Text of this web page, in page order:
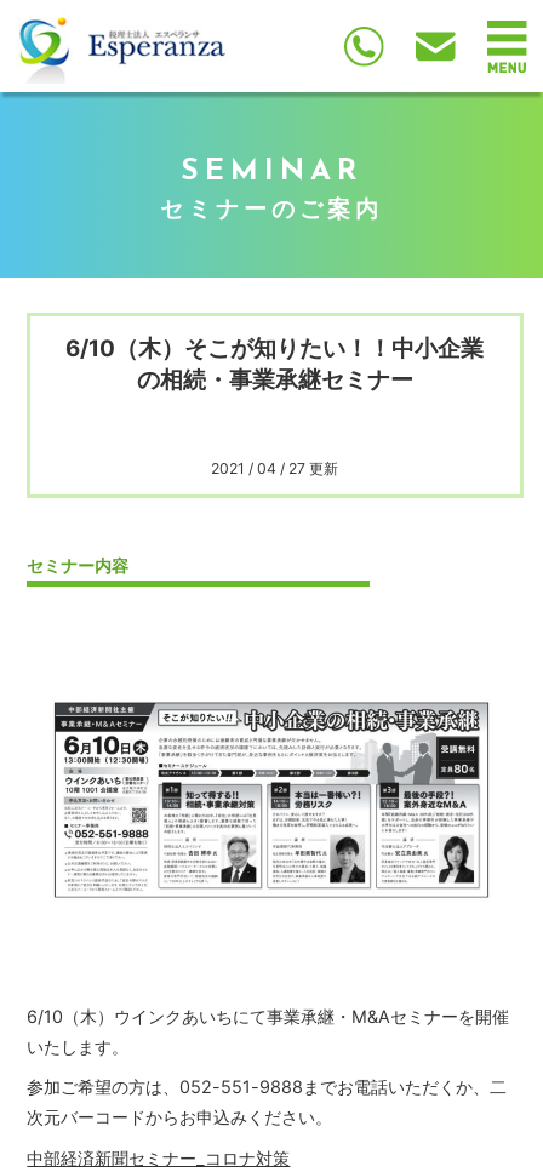
SEMINAR
セミナーのご案内
6/10（木）そこが知りたい！！中小企業
の相続・事業承継セミナー
2021 / 04 / 27 更新
セミナー内容
6/10（木）ウインクあいちにて事業承継・M&Aセミナーを開催
いたします。
参加ご希望の方は、052-551-9888までお電話いただくか、二
次元バーコードからお申込みください。
中部経済新聞セミナー_コロナ対策